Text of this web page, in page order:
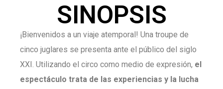
SINOPSIS
¡Bienvenidos a un viaje atemporal! Una troupe de
cinco juglares se presenta ante el público del siglo
XXI. Utilizando el circo como medio de expresión, el
espectáculo trata de las experiencias y la lucha